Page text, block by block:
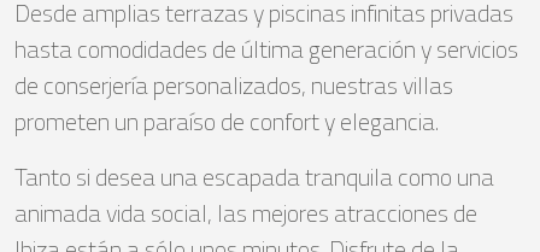
Desde amplias terrazas y piscinas infinitas privadas
hasta comodidades de última generación y servicios
de conserjería personalizados, nuestras villas
prometen un paraíso de confort y elegancia.
Tanto si desea una escapada tranquila como una
animada vida social, las mejores atracciones de